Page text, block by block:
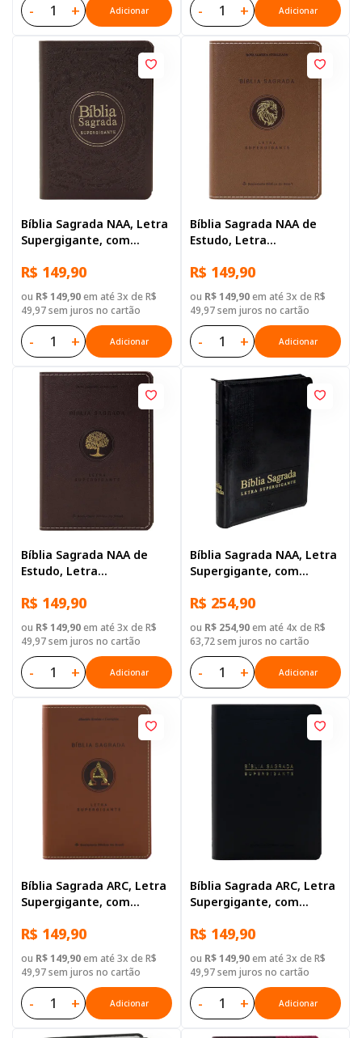
- + Adicionar - + Adicionar
Bíblia Sagrada NAA, Letra
Supergigante, com
destacadas, Tamanho
Grande, Capa Couro
Sintético Vinho
R$ 149,90
ou R$ 149,90em até 3x de R$
49,97 sem juros no cartão
- + Adicionar
Bíblia Sagrada NAA de
Estudo, Letra
palavras de Jesus
destacadas, Capa Couro
Sintético Marrom
R$ 149,90
ou R$ 149,90em até 3x de R$
49,97 sem juros no cartão
- + Adicionar
Bíblia Sagrada NAA de
Estudo, Letra
palavras de Jesus
destacadas, Capa Couro
Sintético Vinho
R$ 149,90
ou R$ 149,90em até 3x de R$
49,97 sem juros no cartão
- + Adicionar
Bíblia Sagrada NAA, Letra
Supergigante, com
destacadas, com índice,
com zíper, Capa Couro
Sintético Preta
R$ 254,90
ou R$ 254,90em até 4x de R$
63,72 sem juros no cartão
- + Adicionar
Bíblia Sagrada ARC, Letra
Supergigante, com
destacadas, Capa Couro
Sintético Marrom
R$ 149,90
ou R$ 149,90em até 3x de R$
49,97 sem juros no cartão
- + Adicionar
Bíblia Sagrada ARC, Letra
Supergigante, com
destacadas, Capa Couro
Sintético Preta
R$ 149,90
ou R$ 149,90em até 3x de R$
49,97 sem juros no cartão
- + Adicionar